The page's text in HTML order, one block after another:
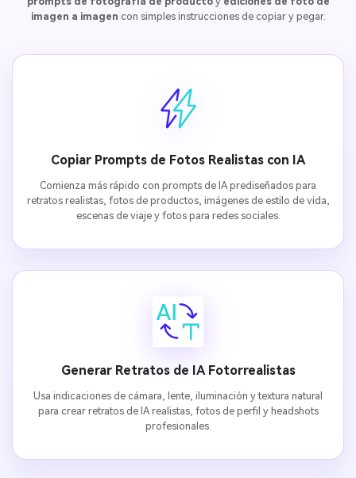
imagen a imagen con simples instrucciones de copiar y pegar.
Copiar Prompts de Fotos Realistas con IA
Comienza más rápido con prompts de IA prediseñados para
retratos realistas, fotos de productos, imágenes de estilo de vida,
escenas de viaje y fotos para redes sociales.
Generar Retratos de IA Fotorrealistas
Usa indicaciones de cámara, lente, iluminación y textura natural
para crear retratos de IA realistas, fotos de perfil y headshots
profesionales.